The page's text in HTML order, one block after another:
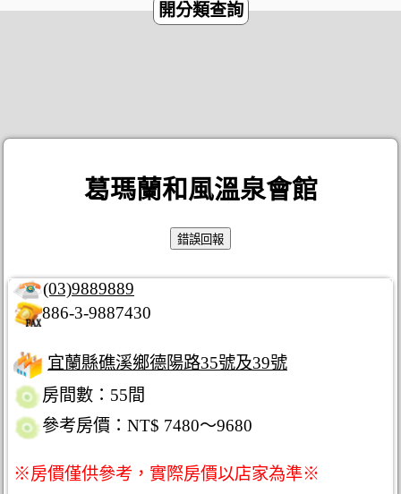
開分類查詢
葛瑪蘭和風溫泉會館
(03)9889889
886-3-9887430
宜蘭縣礁溪鄉德陽路35號及39號
房間數：55間
參考房價：NT$ 7480～9680
※房價僅供參考，實際房價以店家為準※